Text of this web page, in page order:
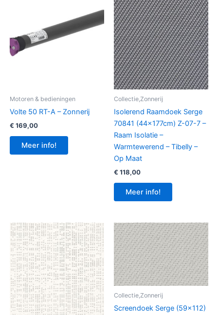
Motoren & bedieningen
Volte 50 RT-A – Zonnerij
€ 169,00
Meer info!
Collectie,Zonnerij
Isolerend Raamdoek Serge
70841 (44x177cm) Z-07-7 –
Raam Isolatie –
Warmtewerend – Tibelly –
Op Maat
€ 118,00
Meer info!
Collectie,Zonnerij
Screendoek Serge (59×112)